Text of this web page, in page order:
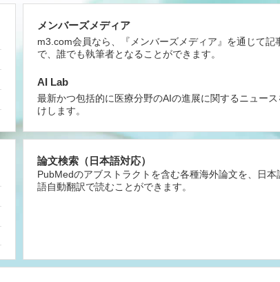
メンバーズメディア
m3.com会員なら、『メンバーズメディア』を通じて記
で、誰でも執筆者となることができます。
AI Lab
最新かつ包括的に医療分野のAIの進展に関するニュー
けします。
論文検索（日本語対応）
PubMedのアブストラクトを含む各種海外論文を、日本
語自動翻訳で読むことができます。